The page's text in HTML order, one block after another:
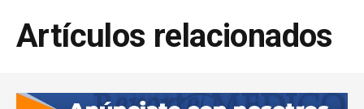
Artículos relacionados